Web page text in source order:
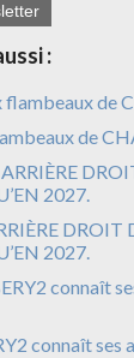
:
de
DROIT
2027.
connaît ses